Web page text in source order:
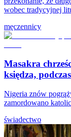
wobec tradycyjnej
męczennicy
Masakra
księdza,
Nigeria znów
zamordowano
świadectwo